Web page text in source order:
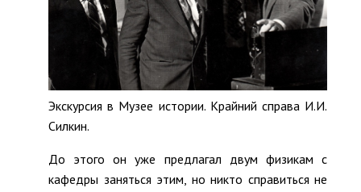
Экскурсия в Музее истории. Крайний справа И.И.
Силкин.
До этого он уже предлагал двум физикам с
кафедры заняться этим, но никто справиться не